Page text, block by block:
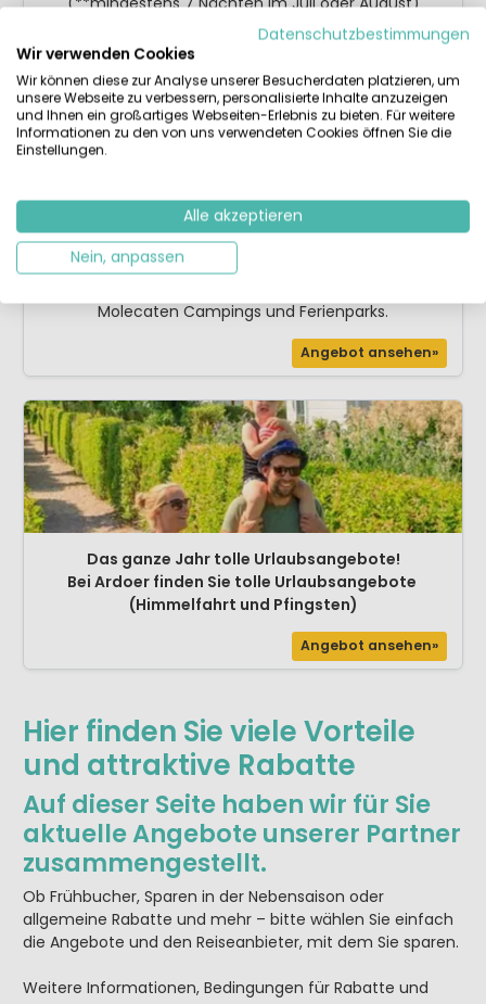
Sofort gehen?
Molecaten Campings und Ferienparks.
Angebot ansehen»
Das ganze Jahr tolle Urlaubsangebote!
Bei Ardoer finden Sie tolle Urlaubsangebote
(Himmelfahrt und Pfingsten)
Angebot ansehen»
Hier finden Sie viele Vorteile
und attraktive Rabatte
Auf dieser Seite haben wir für Sie
aktuelle Angebote unserer Partner
zusammengestellt.
Ob Frühbucher, Sparen in der Nebensaison oder
allgemeine Rabatte und mehr – bitte wählen Sie einfach
die Angebote und den Reiseanbieter, mit dem Sie sparen.
Weitere Informationen, Bedingungen für Rabatte und
Datenschutzbestimmungen
Wir verwenden Cookies
Wir können diese zur Analyse unserer Besucherdaten platzieren, um
unsere Webseite zu verbessern, personalisierte Inhalte anzuzeigen
und Ihnen ein großartiges Webseiten-Erlebnis zu bieten. Für weitere
Informationen zu den von uns verwendeten Cookies öffnen Sie die
Einstellungen.
Alle akzeptieren
Nein, anpassen